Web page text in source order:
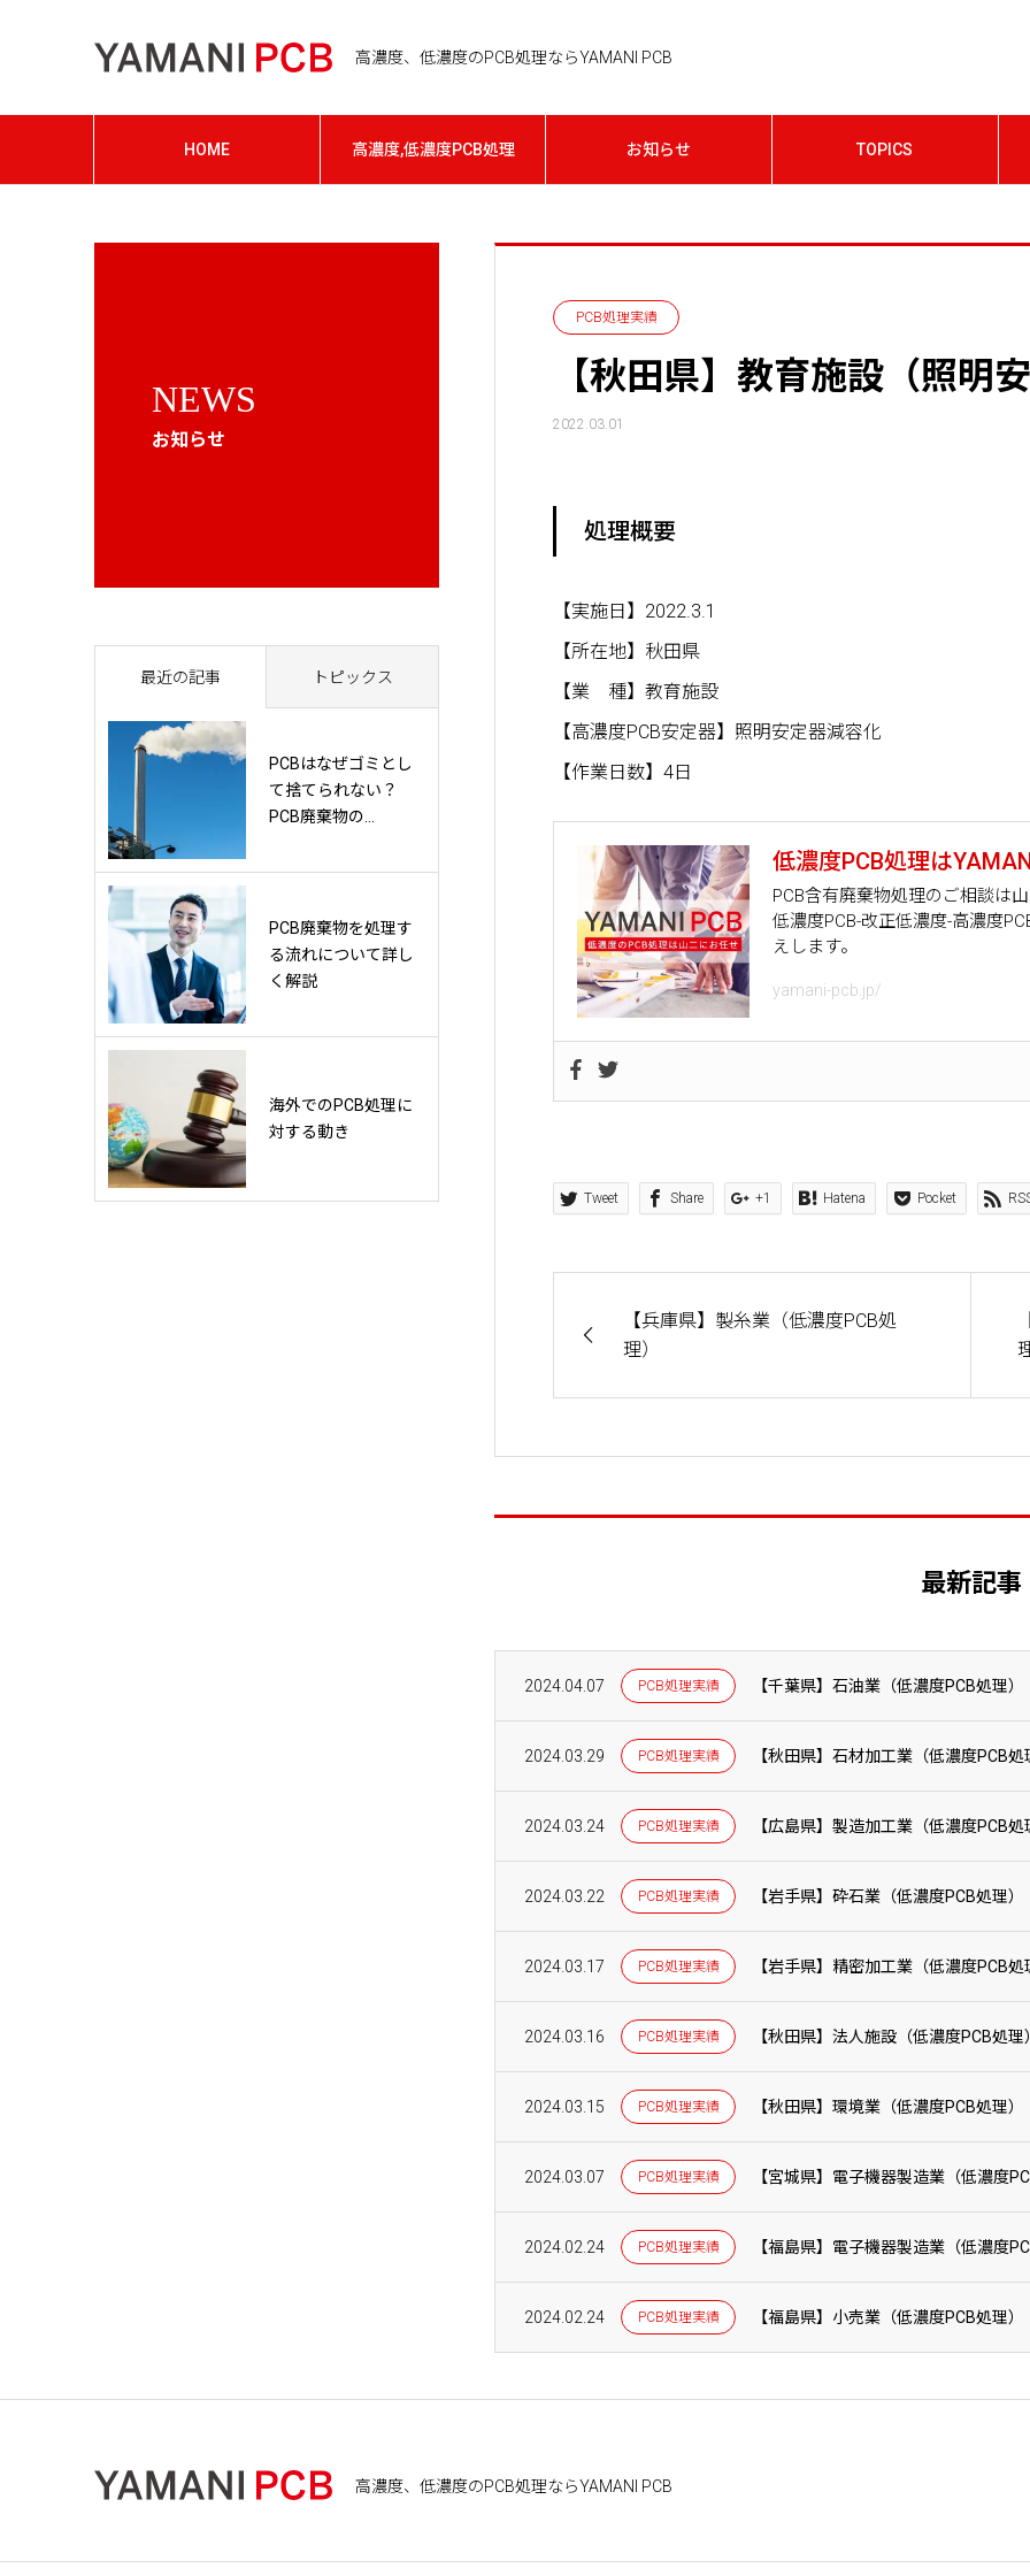
高濃度、低濃度のPCB処理ならYAMANI PCB
HOME 高濃度,低濃度PCB処理 お知らせ TOPICS
NEWS
お知らせ
PCB処理実績
【秋田県】教育施設（照明
2022.03.01
処理概要
【実施日】2022.3.1
【所在地】秋田県
【業 種】教育施設
【高濃度PCB安定器】照明安定器減容化
【作業日数】4日
低濃度PCB処理は
PCB含有廃棄物処理のご相談は
低濃度PCB-改正低濃度-高濃度
えします。
yamani-pcb.jp/
Tweet Share +1 Hatena Pocket
【兵庫県】製糸業（低濃度PCB処
理）
最新記事
2024.04.07 PCB処理実績 【千葉県】石油業（低濃度PCB処理）
2024.03.29 PCB処理実績 【秋田県】石材加工業（低濃度PCB処
2024.03.24 PCB処理実績 【広島県】製造加工業（低濃度PCB処
2024.03.22 PCB処理実績 【岩手県】砕石業（低濃度PCB処理）
2024.03.17 PCB処理実績 【岩手県】精密加工業（低濃度PCB処
2024.03.16 PCB処理実績 【秋田県】法人施設（低濃度PCB処理）
2024.03.15 PCB処理実績 【秋田県】環境業（低濃度PCB処理）
2024.03.07 PCB処理実績 【宮城県】電子機器製造業（低濃度
2024.02.24 PCB処理実績 【福島県】電子機器製造業（低濃度
2024.02.24 PCB処理実績 【福島県】小売業（低濃度PCB処理）
最近の記事 トピックス
PCBはなぜゴミとし
て捨てられない？
PCB廃棄物の...
PCB廃棄物を処理す
る流れについて詳し
く解説
海外でのPCB処理に
対する動き
高濃度、低濃度のPCB処理ならYAMANI PCB